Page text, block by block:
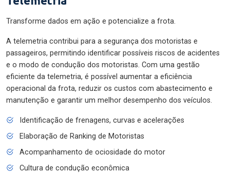
Transforme dados em ação e potencialize a frota.
A telemetria contribui para a segurança dos motoristas e
passageiros, permitindo identificar possíveis riscos de acidentes
e o modo de condução dos motoristas. Com uma gestão
eficiente da telemetria, é possível aumentar a eficiência
operacional da frota, reduzir os custos com abastecimento e
manutenção e garantir um melhor desempenho dos veículos.
Identificação de frenagens, curvas e acelerações
Elaboração de Ranking de Motoristas
Acompanhamento de ociosidade do motor
Cultura de condução econômica